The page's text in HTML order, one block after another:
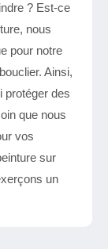
? Est-ce
nous
pour notre
Ainsi,
protéger des
que nous
vos
sur
un